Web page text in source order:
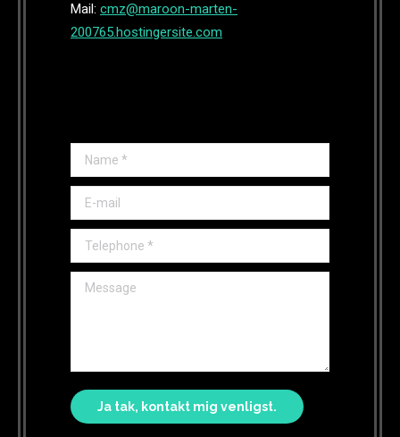
Mail: cmz@maroon-marten-
200765.hostingersite.com
Name *
E-mail
Telephone *
Message
Ja tak, kontakt mig venligst.